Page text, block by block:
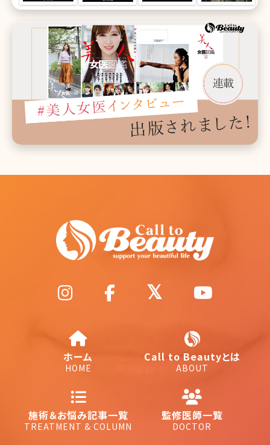
ホーム
HOME
Call to Beautyとは
ABOUT
施術＆お悩み記事一覧
TREATMENT & COLUMN
監修医師一覧
DOCTOR